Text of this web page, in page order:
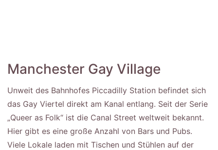
Manchester Gay Village
Unweit des Bahnhofes Piccadilly Station befindet sich
das Gay Viertel direkt am Kanal entlang. Seit der Serie
„Queer as Folk“ ist die Canal Street weltweit bekannt.
Hier gibt es eine große Anzahl von Bars und Pubs.
Viele Lokale laden mit Tischen und Stühlen auf der